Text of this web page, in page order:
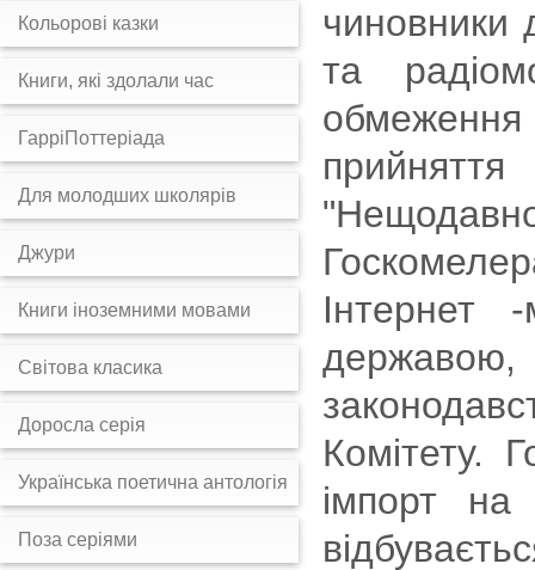
чиновники
та
обмеження
Інтернет
Комітету.
імпорт на
Кольорові казки
Книги, які здолали час
ГарріПоттеріада
Для молодших школярів
Джури
Книги іноземними мовами
Світова класика
Доросла серія
Українська поетична антологія
Поза серіями